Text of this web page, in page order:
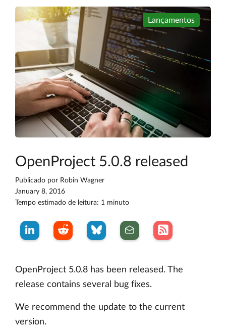
Lançamentos
OpenProject 5.0.8 released
Publicado por Robin Wagner
January 8, 2016
Tempo estimado de leitura: 1 minuto
OpenProject 5.0.8 has been released. The
release contains several bug fixes.
We recommend the update to the current
version.